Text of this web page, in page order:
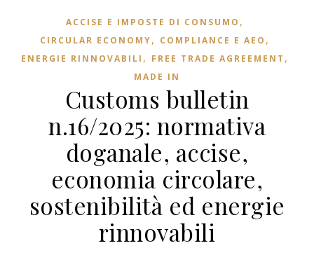
ACCISE E IMPOSTE DI CONSUMO ,
CIRCULAR ECONOMY, COMPLIANCE E AEO ,
ENERGIE RINNOVABILI , FREE TRADE AGREEMENT ,
MADE IN
Customs bulletin
n.16/2025: normativa
doganale, accise,
economia circolare,
sostenibilità ed energie
rinnovabili